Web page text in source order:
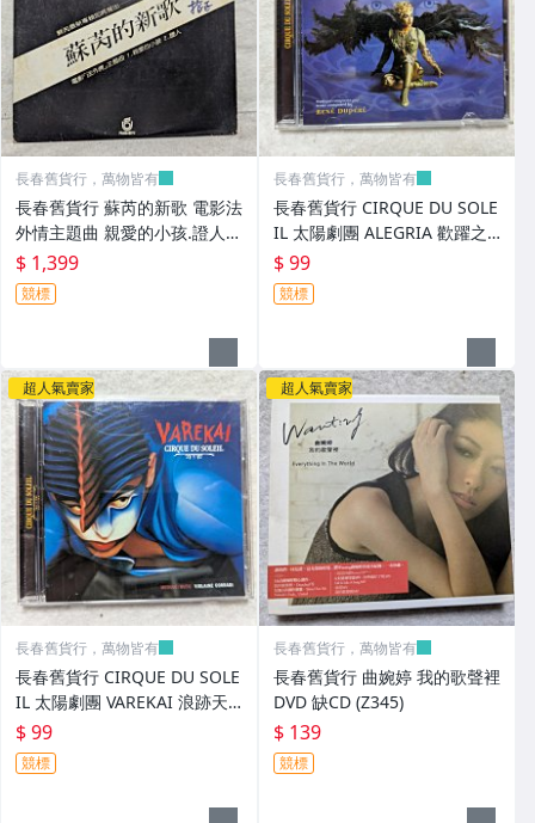
長春舊貨行，萬物皆有
長春舊貨行 蘇芮的新歌 電影法
外情主題曲 親愛的小孩.證人
試聽片 飛碟唱片 非復刻版 黑
膠唱片 (Z347)
$ 1,399
競標
長春舊貨行，萬物皆有
長春舊貨行 CIRQUE DU SOLE
IL 太陽劇團 ALEGRIA 歡躍之
旅 CD (Z345)
$ 99
競標
超人氣賣家
長春舊貨行，萬物皆有
長春舊貨行 CIRQUE DU SOLE
IL 太陽劇團 VAREKAI 浪跡天
涯 CD (Z345)
$ 99
競標
超人氣賣家
長春舊貨行，萬物皆有
長春舊貨行 曲婉婷 我的歌聲裡
DVD 缺CD (Z345)
$ 139
競標